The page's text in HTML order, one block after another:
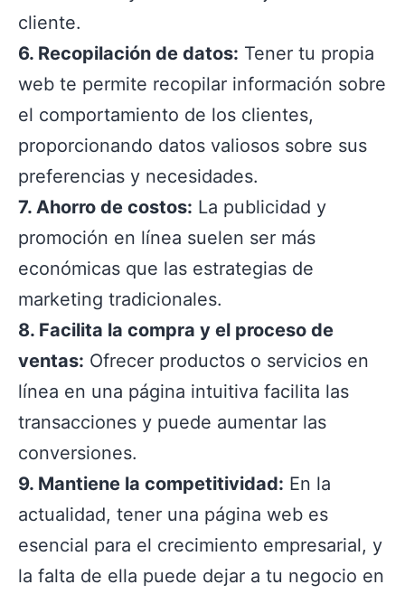
cliente.
6. Recopilación de datos: Tener tu propia
web te permite recopilar información sobre
el comportamiento de los clientes,
proporcionando datos valiosos sobre sus
preferencias y necesidades.
7. Ahorro de costos: La publicidad y
promoción en línea suelen ser más
económicas que las estrategias de
marketing tradicionales.
8. Facilita la compra y el proceso de
ventas: Ofrecer productos o servicios en
línea en una página intuitiva facilita las
transacciones y puede aumentar las
conversiones.
9. Mantiene la competitividad: En la
actualidad, tener una página web es
esencial para el crecimiento empresarial, y
la falta de ella puede dejar a tu negocio en